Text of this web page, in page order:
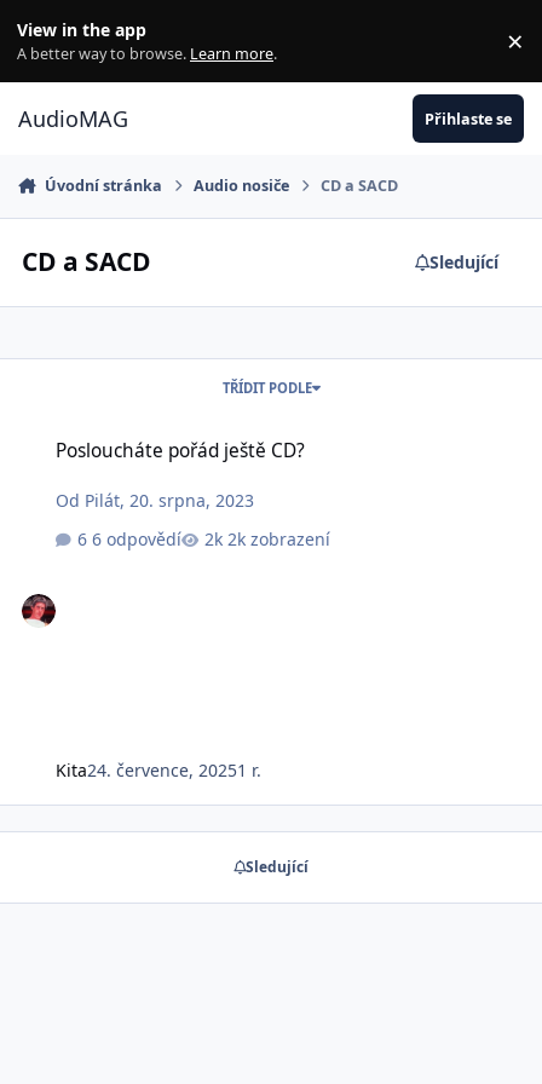
View in the app
A better way to browse. Learn more. ×
AudioMAG Přihlaste se
Úvodní stránka Audio nosiče CD a SACD
CD a SACD Sledující
TŘÍDIT PODLE
Posloucháte pořád ještě CD?
Od Pilát,20. srpna, 2023
6 odpovědí
2k zobrazení
Kita24. července, 20251 r.
Sledující